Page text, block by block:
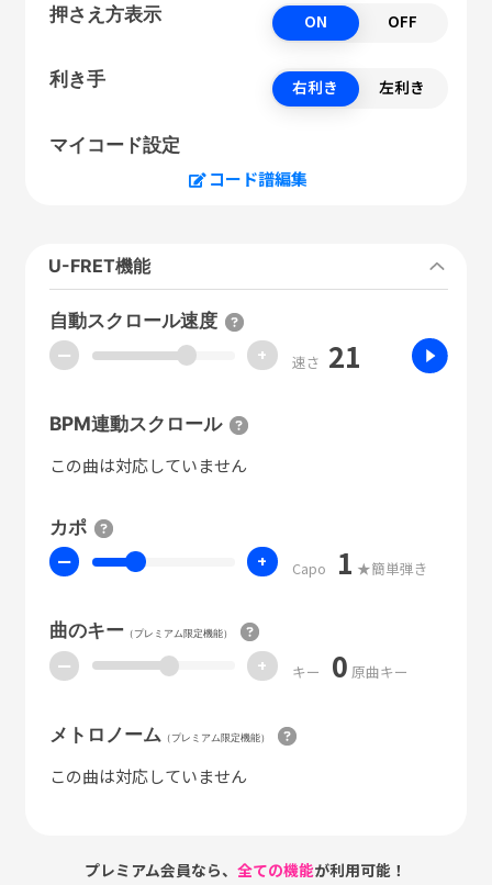
押さえ方表示 ON OFF
利き手 右利き 左利き
マイコード設定
コード譜編集
U-FRET機能
自動スクロール速度
ー + 速さ 21
BPM連動スクロール
この曲は対応していません
カポ
ー + Capo 1 ★簡単弾き
曲のキー（プレミアム限定機能）
ー + キー 0 原曲キー
メトロノーム （プレミアム限定機能）
この曲は対応していません
プレミアム会員なら、全ての機能が利用可能！